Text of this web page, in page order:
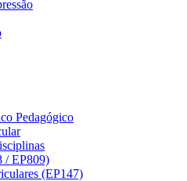
Pedagógico
/ EP809)
(EP147)